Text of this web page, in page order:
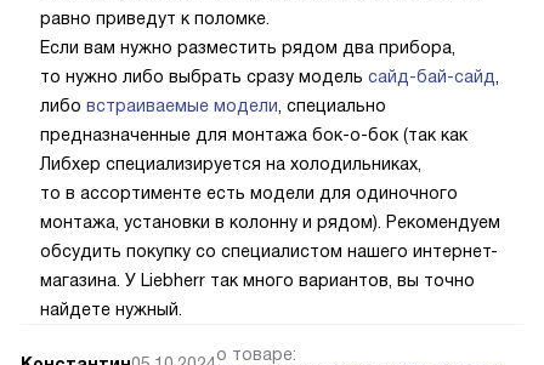
равно приведут к поломке.
Если вам нужно разместить рядом два прибора,
то нужно либо выбрать сразу модель сайд-бай-сайд
либо встраиваемые модели , специально
предназначенные для монтажа бок-о-бок (так как
Либхер специализируется на холодильниках,
то в ассортименте есть модели для одиночного
монтажа, установки в колонну и рядом). Рекомендуем
обсудить покупку со специалистом нашего интернет-
магазина. У Liebherr так много вариантов, вы точно
найдете нужный.
о товаре: